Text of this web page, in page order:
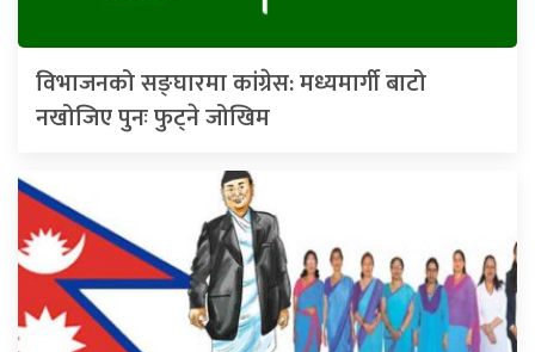
विभाजनको सङ्घारमा कांग्रेस: मध्यमार्गी बाटो
नखोजिए पुनः फुट्ने जोखिम